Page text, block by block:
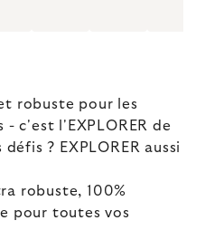
robuste pour les
c'est l'EXPLORER de
? EXPLORER aussi
robuste, 100%
pour toutes vos